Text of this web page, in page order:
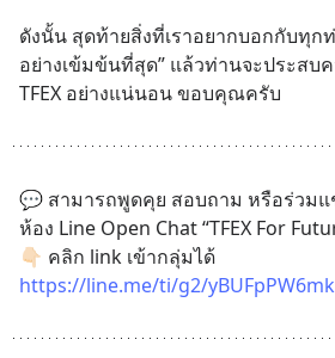
ดังนั้น สุดท้ายสิ่งที่เราอยากบอกกับทุก
อย่างเข้มข้นที่สุด” แล้วท่านจะประสบ
TFEX อย่างแน่นอน ขอบคุณครับ
💬 สามารถพูดคุย สอบถาม หรือร่วมแ
ห้อง Line Open Chat “TFEX For
👇🏻 คลิก link เข้ากลุ่มได้
https://line.me/ti/g2/